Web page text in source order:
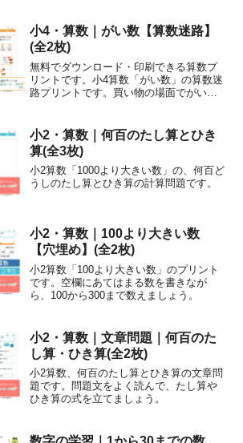
小4・算数｜がい数【算数迷路】
(全2枚)
無料でダウンロード・印刷できる算数プ
リントです。小4算数「がい数」の算数迷
路プリントです。買い物の場面でがい数
路を進みましょう。チェックポイント切
り上げ、切り捨て、...
小2・算数｜何百のたし算とひき
算(全3枚)
小2算数「1000より大きい数」の、何百ど
うしのたし算とひき算の計算問題です。
小2・算数｜100より大きい数
【穴埋め】(全2枚)
小2算数「100より大きい数」のプリント
です。空欄にあてはまる数を書きなが
ら、100から300まで数えましょう。
小2・算数｜文章問題｜何百のた
し算・ひき算(全2枚)
小2算数、何百のたし算とひき算の文章問
題です。問題文をよく読んで、たし算や
ひき算の式を立てましょう。